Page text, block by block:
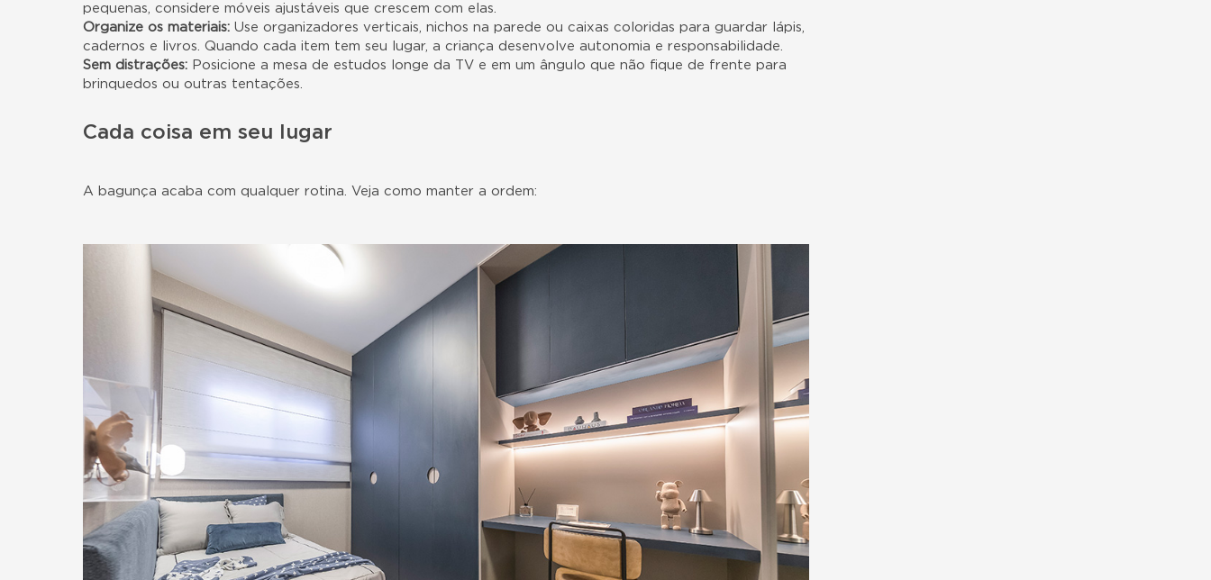
pequenas, considere móveis ajustáveis que crescem com elas.
Organize os materiais: Use organizadores verticais, nichos na parede ou caixas coloridas para guardar lápis,
cadernos e livros. Quando cada item tem seu lugar, a criança desenvolve autonomia e responsabilidade.
Sem distrações: Posicione a mesa de estudos longe da TV e em um ângulo que não fique de frente para
brinquedos ou outras tentações.
Cada coisa em seu lugar
A bagunça acaba com qualquer rotina. Veja como manter a ordem: